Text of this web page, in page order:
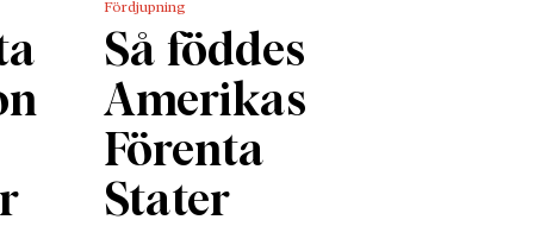
i
Fördjupning
Så föddes
Amerikas
Förenta
Stater